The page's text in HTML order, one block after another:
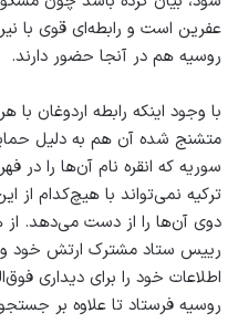
عفرین است و رابطه‌ای قوی با
روسیه هم در آنجا حضور دارند.
با وجود اینکه رابطه اردوغان
متشنج شده آن هم به دلیل
سوریه که انقره نام آن‌ها را در
ترکیه نمی‌تواند با هیچ‌کدام
دوی آن‌ها را از دست می‌دهد. از
رییس ستاد مشترک ارتش خود
اطلاعات خود را برای دیداری
روسیه فرستاد تا علاوه بر